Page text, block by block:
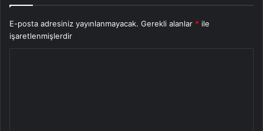
E-posta adresiniz yayınlanmayacak. Gerekli alanlar * ile
işaretlenmişlerdir